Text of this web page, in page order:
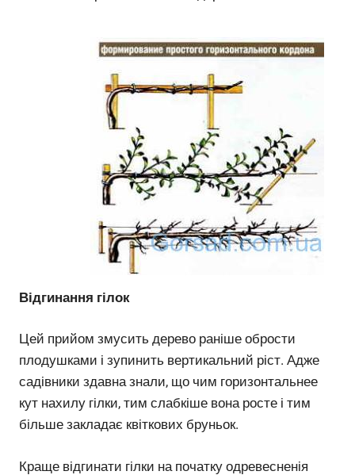
Відгинання гілок
Цей прийом змусить дерево раніше обрости
плодушками і зупинить вертикальний ріст. Адже
садівники здавна знали, що чим горизонтальнее
кут нахилу гілки, тим слабкіше вона росте і тим
більше закладає квіткових бруньок.
Краще відгинати гілки на початку одревесненія